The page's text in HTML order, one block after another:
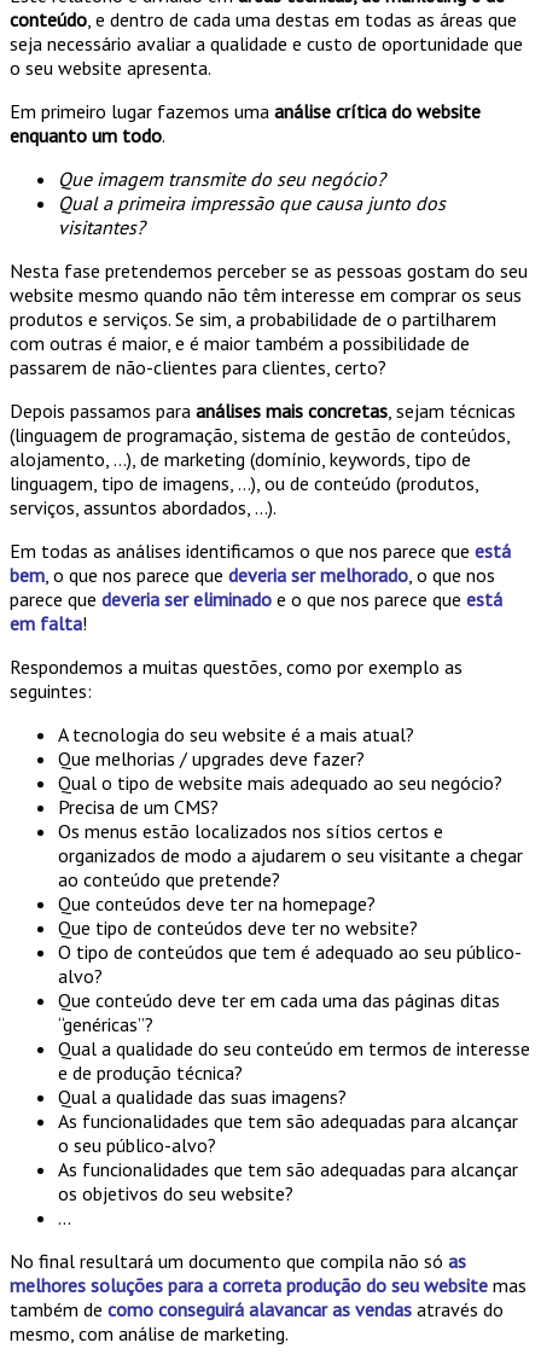
conteúdo , e dentro de cada uma destas em todas as áreas que
seja necessário avaliar a qualidade e custo de oportunidade que
o seu website apresenta.
Em primeiro lugar fazemos uma análise crítica do website
enquanto um todo.
Que imagem transmite do seu negócio?
Qual a primeira impressão que causa junto dos
visitantes?
Nesta fase pretendemos perceber se as pessoas gostam do seu
website mesmo quando não têm interesse em comprar os seus
produtos e serviços. Se sim, a probabilidade de o partilharem
com outras é maior, e é maior também a possibilidade de
passarem de não-clientes para clientes, certo?
Depois passamos para análises mais concretas , sejam técnicas
(linguagem de programação, sistema de gestão de conteúdos,
alojamento, …), de marketing (domínio, keywords, tipo de
linguagem, tipo de imagens, …), ou de conteúdo (produtos,
serviços, assuntos abordados, …).
Em todas as análises identificamos o que nos parece que está
bem , o que nos parece que deveria ser melhorado , o que nos
parece que deveria ser eliminado e o que nos parece que está
em falta!
Respondemos a muitas questões, como por exemplo as
seguintes:
A tecnologia do seu website é a mais atual?
Que melhorias / upgrades deve fazer?
Qual o tipo de website mais adequado ao seu negócio?
Precisa de um CMS?
Os menus estão localizados nos sítios certos e
organizados de modo a ajudarem o seu visitante a chegar
ao conteúdo que pretende?
Que conteúdos deve ter na homepage?
Que tipo de conteúdos deve ter no website?
O tipo de conteúdos que tem é adequado ao seu público-
alvo?
Que conteúdo deve ter em cada uma das páginas ditas
“genéricas”?
Qual a qualidade do seu conteúdo em termos de interesse
e de produção técnica?
Qual a qualidade das suas imagens?
As funcionalidades que tem são adequadas para alcançar
o seu público-alvo?
As funcionalidades que tem são adequadas para alcançar
os objetivos do seu website?
...
No final resultará um documento que compila não só as
melhores soluções para a correta produção do seu website mas
também de como conseguirá alavancar as vendas através do
mesmo, com análise de marketing.